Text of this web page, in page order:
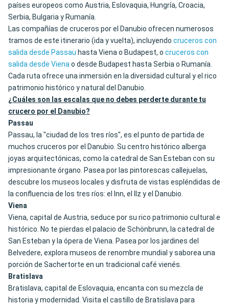
países europeos como Austria, Eslovaquia, Hungría, Croacia,
Serbia, Bulgaria y Rumanía.
Las compañías de cruceros por el Danubio ofrecen numerosos
tramos de este itinerario (ida y vuelta), incluyendo cruceros con
salida desde Passau hasta Viena o Budapest, o cruceros con
salida desde Vienao desde Budapest hasta Serbia o Rumanía.
Cada ruta ofrece una inmersión en la diversidad cultural y el rico
patrimonio histórico y natural del Danubio.
¿Cuáles son las escalas que no debes perderte durante tu
crucero por el Danubio?
Passau
Passau, la "ciudad de los tres ríos", es el punto de partida de
muchos cruceros por el Danubio. Su centro histórico alberga
joyas arquitectónicas, como la catedral de San Esteban con su
impresionante órgano. Pasea por las pintorescas callejuelas,
descubre los museos locales y disfruta de vistas espléndidas de
la confluencia de los tres ríos: el Inn, el Ilz y el Danubio.
Viena
Viena, capital de Austria, seduce por su rico patrimonio cultural e
histórico. No te pierdas el palacio de Schönbrunn, la catedral de
San Esteban y la ópera de Viena. Pasea por los jardines del
Belvedere, explora museos de renombre mundial y saborea una
porción de Sachertorte en un tradicional café vienés.
Bratislava
Bratislava, capital de Eslovaquia, encanta con su mezcla de
historia y modernidad. Visita el castillo de Bratislava para